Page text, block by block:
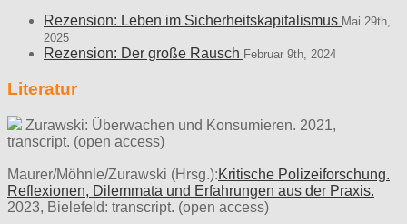
Rezension: Leben im Sicherheitskapitalismus Mai 29th,
2025
Rezension: Der große Rausch Februar 9th, 2024
Literatur
Zurawski: Überwachen und Konsumieren. 2021,
transcript. (open access)
Maurer/Möhnle/Zurawski (Hrsg.):Kritische Polizeiforschung.
Reflexionen, Dilemmata und Erfahrungen aus der Praxis.
2023, Bielefeld: transcript. (open access)